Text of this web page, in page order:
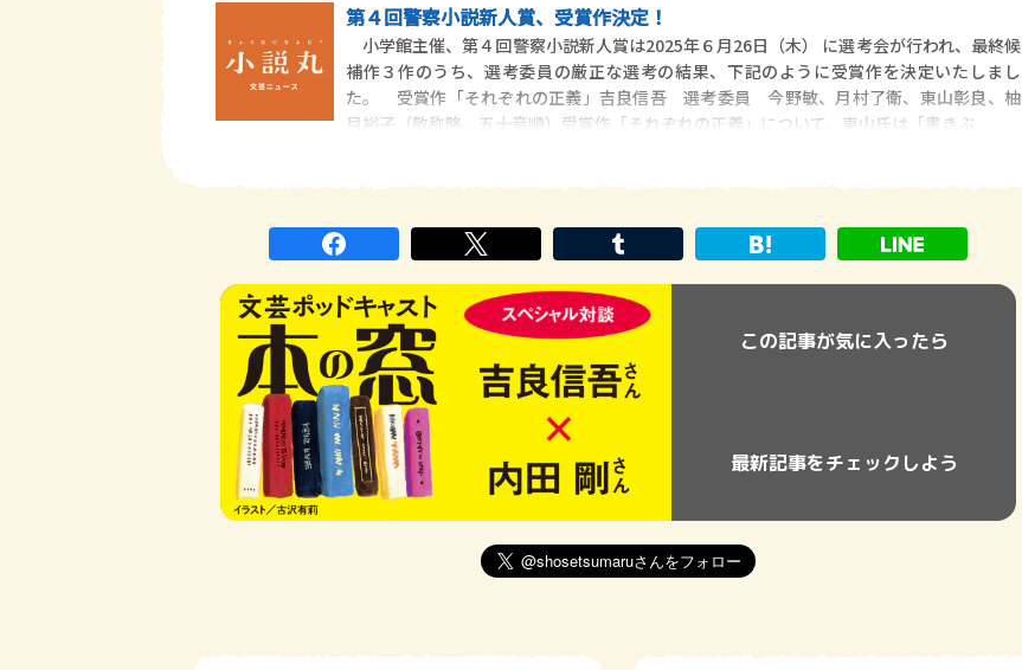
第４回警察小説新人賞、受賞作決定！
小学館主催、第４回警察小説新人賞は2025年６月26日（木） に選考会が行われ、最終候
補作３作のうち、選考委員の厳正な選考の結果、下記のように受賞作を決定いたしまし
た。 受賞作「それぞれの正義」吉良信吾 選考委員 今野敏、月村了衛、東山彰良、柚
月裕子（敬称略、五十音順）受賞作「それぞれの正義」について、東山氏は「書きぶ
この記事が気に入ったら
最新記事をチェックしよう